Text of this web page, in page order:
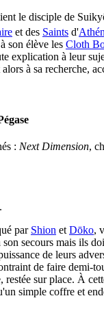
le disciple de
et des Saints d'
son élève les Cloth
explication à leur
à sa recherche,
: Next Dimension,
par Shion et Dōko,
son secours mais ils
de leurs
de faire demi-
restée sur place. À
simple coffre et